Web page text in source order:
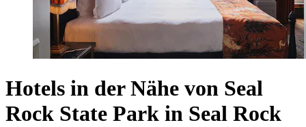
Hotels in der Nähe von Seal
Rock State Park in Seal Rock